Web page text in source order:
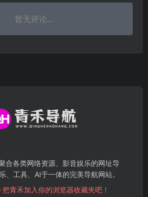
暂无评论...
合各类网络资源、影音娱乐的网址导
、工具、AI于一体的完美导航网站。
青禾加入你的浏览器收藏夹吧！